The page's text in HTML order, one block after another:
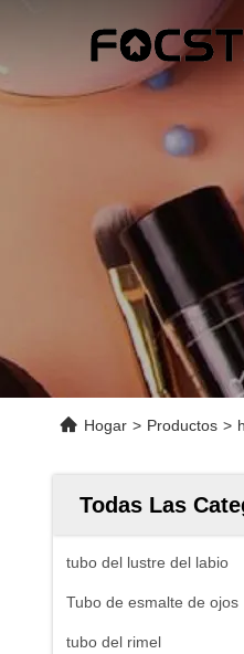
Hogar > Productos >
Todas Las
tubo del lustre del labio
Tubo de esmalte de ojos
tubo del rimel